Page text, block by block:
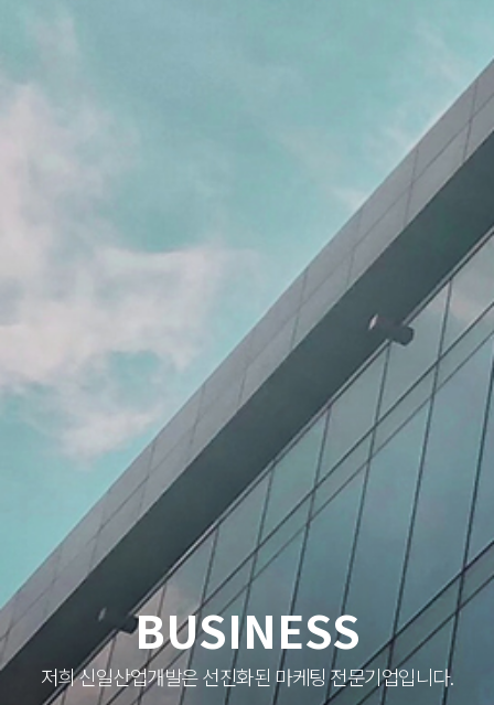
BUSINESS
저희 신일산업개발은 선진화된 마케팅 전문기업입니다.